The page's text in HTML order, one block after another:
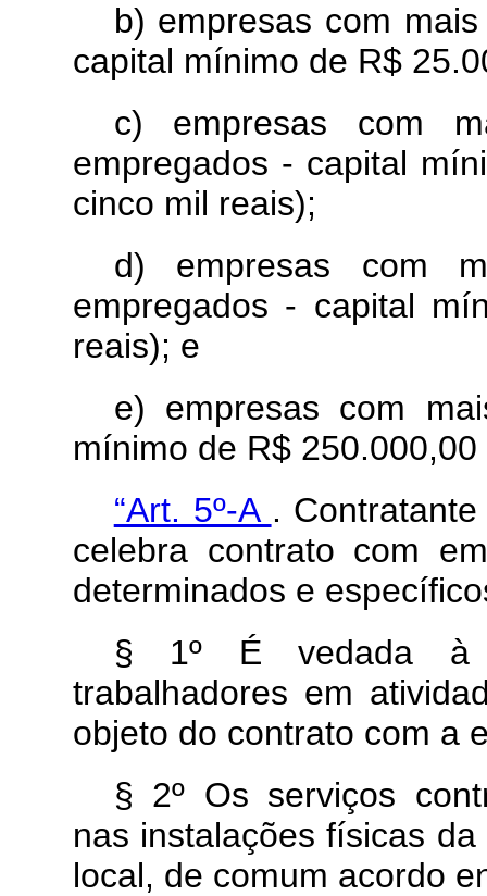
b) empresas com
capital mínimo de R$
c) empresas com
empregados - capital
cinco mil reais);
d) empresas com
empregados - capital
reais); e
e) empresas com
mínimo de R$
“Art. 5º-A .
celebra contrato com
determinados e
§ 1º É vedada à
trabalhadores em
objeto do contrato com a
§ 2º Os serviços
nas instalações físicas
local, de comum acordo